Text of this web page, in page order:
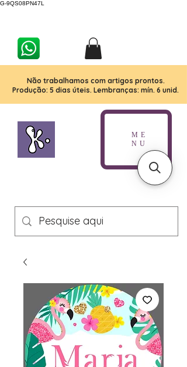
G-9QS08PN47L
Não trabalhamos com artigos prontos.
Produção: 5 dias úteis. Lembranças: mín. 6 unid.
ME
NU